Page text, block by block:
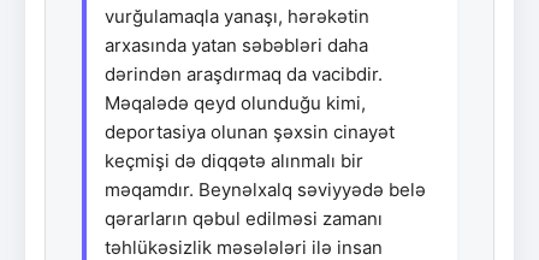
vurğulamaqla yanaşı, hərəkətin
arxasında yatan səbəbləri daha
dərindən araşdırmaq da vacibdir.
Məqalədə qeyd olunduğu kimi,
deportasiya olunan şəxsin cinayət
keçmişi də diqqətə alınmalı bir
məqamdır. Beynəlxalq səviyyədə belə
qərarların qəbul edilməsi zamanı
təhlükəsizlik məsələləri ilə insan